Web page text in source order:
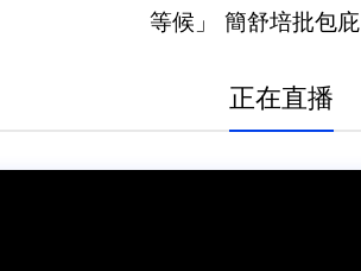
等候」 簡舒培批包庇
正在直播